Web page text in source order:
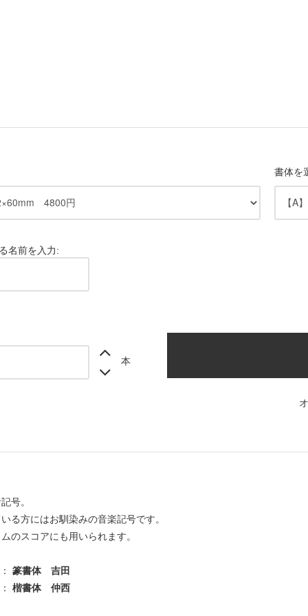
書体を
名前を入力:
本
号。
る方にはお馴染みの音楽記号です。
のスコアにも用いられます。
篆書体 吉田
楷書体 仲西